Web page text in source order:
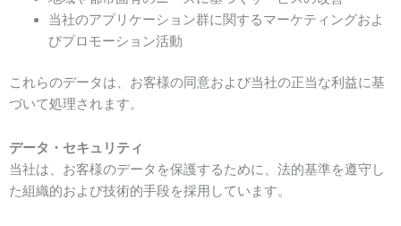
当社のアプリケーション群に関するマーケティングおよ
びプロモーション活動
これらのデータは、お客様の同意および当社の正当な利益に基
づいて処理されます。
データ・セキュリティ
当社は、お客様のデータを保護するために、法的基準を遵守し
た組織的および技術的手段を採用しています。